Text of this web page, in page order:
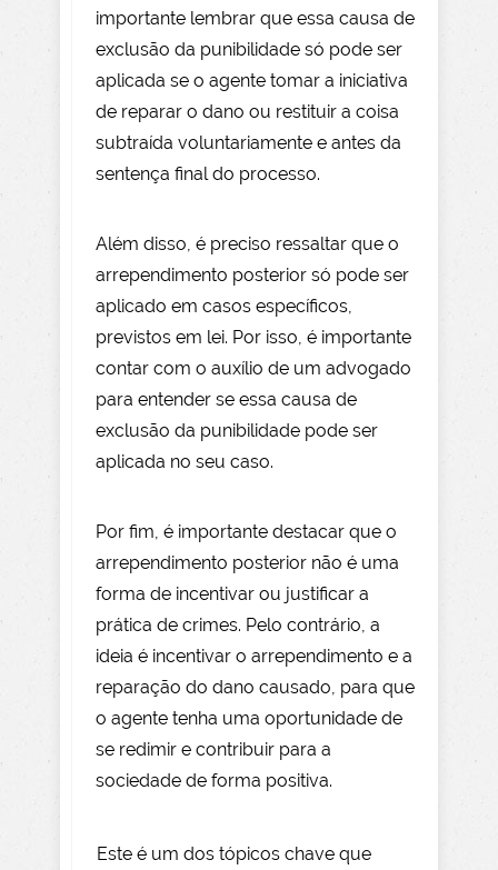
importante lembrar que essa causa de
exclusão da punibilidade só pode ser
aplicada se o agente tomar a iniciativa
de reparar o dano ou restituir a coisa
subtraída voluntariamente e antes da
sentença final do processo.
Além disso, é preciso ressaltar que o
arrependimento posterior só pode ser
aplicado em casos específicos,
previstos em lei. Por isso, é importante
contar com o auxílio de um advogado
para entender se essa causa de
exclusão da punibilidade pode ser
aplicada no seu caso.
Por fim, é importante destacar que o
arrependimento posterior não é uma
forma de incentivar ou justificar a
prática de crimes. Pelo contrário, a
ideia é incentivar o arrependimento e a
reparação do dano causado, para que
o agente tenha uma oportunidade de
se redimir e contribuir para a
sociedade de forma positiva.
Este é um dos tópicos chave que